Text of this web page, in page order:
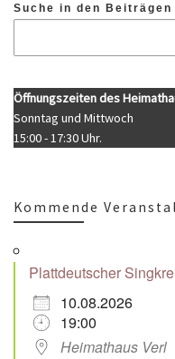
Suche in den Beiträgen
Öffnungszeiten des
Sonntag und Mittwoch
15:00 - 17:30 Uhr.
Kommende
Plattdeutscher
10.08.2026
19:00
Heimathaus Verl